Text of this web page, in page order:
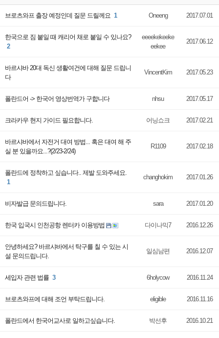
브로츠와프 출장 예정인데 질문 드릴께요 1 Oneeng 2017.07.01
한국으로 짐 붙일 때 캐리어 채로 붙일 수 있나요?
2
eeeekekeeke
eekee
2017.06.12
바르샤바 20대 독신 생활여건에 대해 질문 드립니
다
VincentKim 2017.05.23
폴란드어 -> 한국어 영상번역가 구합니다 nhsu 2017.05.17
크라카우 현지 가이드 필요합니다. 어닝쇼크 2017.02.21
바르샤바에서 자전거 대여 방법... 혹은 대여 해 주
실 분 있을까요...?(2/23-2/24)
R1109 2017.02.18
폴란드에 정착하고 싶습니다.. 제발 도와주세요.
1
changhokim 2017.01.26
비자발급 문의드립니다. sara 2017.01.20
한국 입국시 인천공항 렌터카 이용방법 다이나믹7 2016.12.26
안녕하세요? 바르샤바에서 탁구를 칠 수 있는 시
설 문의드립니다.
일심남편 2016.12.07
세입자 관련 법률 3 6holycow 2016.11.24
브로츠와프에 대해 조언 부탁드립니다. eligible 2016.11.16
폴란드에서 한국어교사로 일하고싶습니다. 박선후 2016.10.21